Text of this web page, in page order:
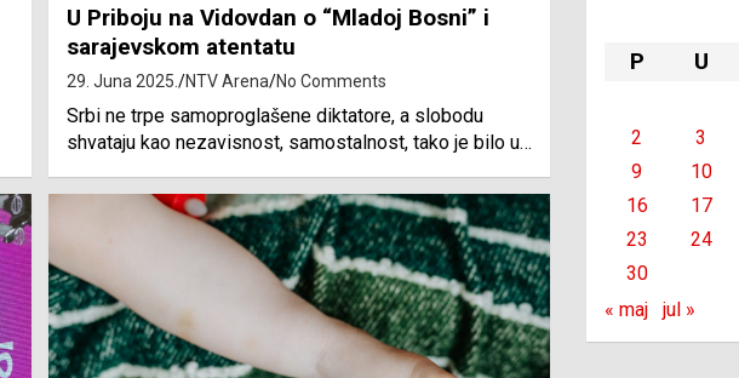
U Priboju na Vidovdan o “Mladoj Bosni” i
sarajevskom atentatu
29. Juna 2025. NTV Arena No Comments
Srbi ne trpe samoproglašene diktatore, a slobodu
shvataju kao nezavisnost, samostalnost, tako je bilo u…
P U
2
3
9
10
16
17
23
24
30
« maj
jul »